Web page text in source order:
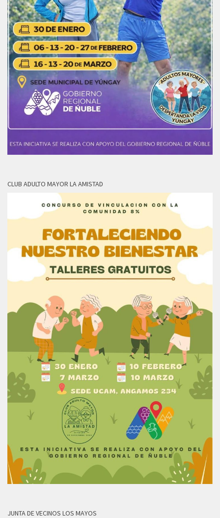
CLUB ADULTO MAYOR LA AMISTAD
JUNTA DE VECINOS LOS MAYOS